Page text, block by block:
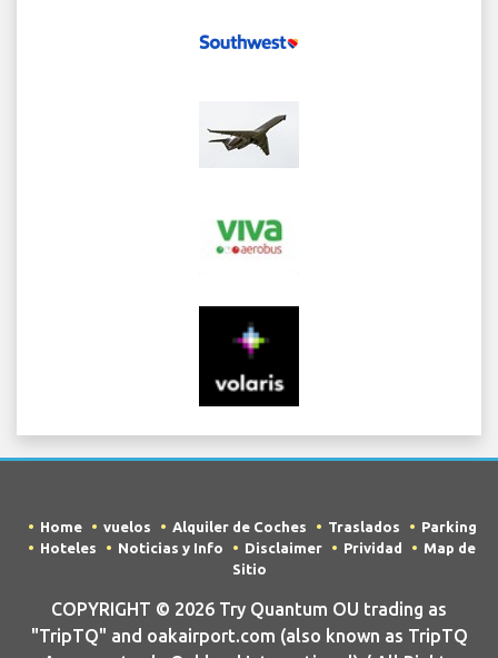
Home vuelos Alquiler de Coches Traslados
Parking
Hoteles
Noticias y Info Disclaimer Prividad
Map de
Sitio
COPYRIGHT © 2026 Try Quantum OU trading as
"TripTQ" and oakairport.com (also known as TripTQ